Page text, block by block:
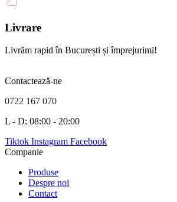
Livrare
Livrăm rapid în București și împrejurimi!
Contactează-ne
0722 167 070
L - D: 08:00 - 20:00
Tiktok Instagram Facebook
Companie
Produse
Despre noi
Contact